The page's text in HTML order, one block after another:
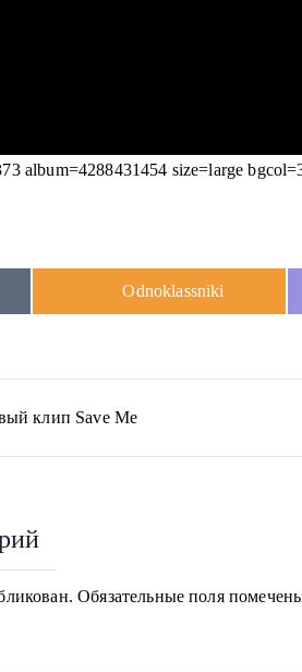
album=4288431454 size=large
Share
Odnoklassniki
клип Save Me
Обязательные поля